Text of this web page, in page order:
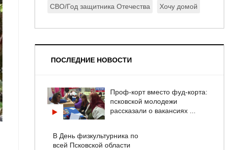
СВО/Год защитника Отечества Хочу домой
ПОСЛЕДНИЕ НОВОСТИ
Проф-корт вместо фуд-корта:
псковской молодежи
рассказали о вакансиях ...
В День физкультурника по
всей Псковской области